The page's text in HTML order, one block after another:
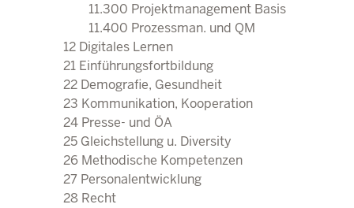
11.300 Projektmanagement Basis
11.400 Prozessman. und QM
12 Digitales Lernen
21 Einführungsfortbildung
22 Demografie, Gesundheit
23 Kommunikation, Kooperation
24 Presse- und ÖA
25 Gleichstellung u. Diversity
26 Methodische Kompetenzen
27 Personalentwicklung
28 Recht